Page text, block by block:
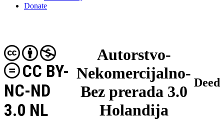
Donate
Autorstvo-
Nekomercijalno-
Bez prerada 3.0
Holandija
CC BY-
NC-ND
3.0 NL
Deed